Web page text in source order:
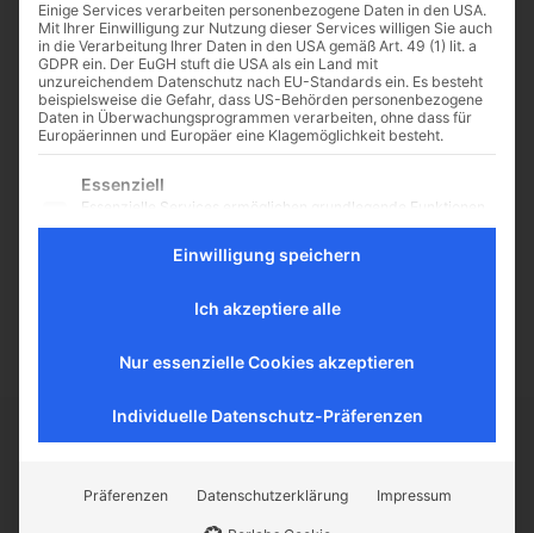
Gedicht zum Sonntag – „Es
gab der Gott, zu dem wir
beten“
„Ergänzung“ von Betty Paoli (1814-
1894) Es gab der Gott, zu dem wir
beten, Dem Lenz der Blüten bunt
Gewirr, Den Sonnen gab er die
Planeten, Und meine Seele...
Einige Services verarbeiten personenbezogene Daten in den USA.
Mit Ihrer Einwilligung zur Nutzung dieser Services willigen Sie auch
in die Verarbeitung Ihrer Daten in den USA gemäß Art. 49 (1) lit. a
GDPR ein. Der EuGH stuft die USA als ein Land mit
unzureichendem Datenschutz nach EU-Standards ein. Es besteht
beispielsweise die Gefahr, dass US-Behörden personenbezogene
Daten in Überwachungsprogrammen verarbeiten, ohne dass für
Europäerinnen und Europäer eine Klagemöglichkeit besteht.
Es folgt eine Liste der Service-Gruppen, für die eine
Essenziell
Essenzielle Services ermöglichen grundlegende Funktionen
und sind für das ordnungsgemäße Funktionieren der
Website erforderlich.
Statistik-Cookies sammeln Nutzungsdaten, die uns
Aufschluss darüber geben, wie unsere Besucher mit unserer
werden standardmäßig blockiert. Wenn externe Services
akzeptiert werden, ist für den Zugriff auf diese Inhalte keine
Einwilligung speichern
Ich akzeptiere alle
Nur essenzielle Cookies akzeptieren
Individuelle Datenschutz-Präferenzen
Präferenzen Datenschutzerklärung Impressum